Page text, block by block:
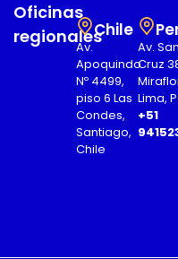
Oficinas
regionalesChile
Av.
Apoquindo
Nº 4499,
piso 6 Las
Condes,
Santiago,
Chile
Av.
Cruz
Lima,
+51